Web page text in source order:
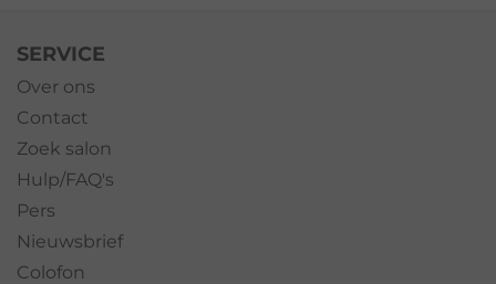
SERVICE
Over ons
Contact
Zoek salon
Hulp/FAQ's
Pers
Nieuwsbrief
Colofon